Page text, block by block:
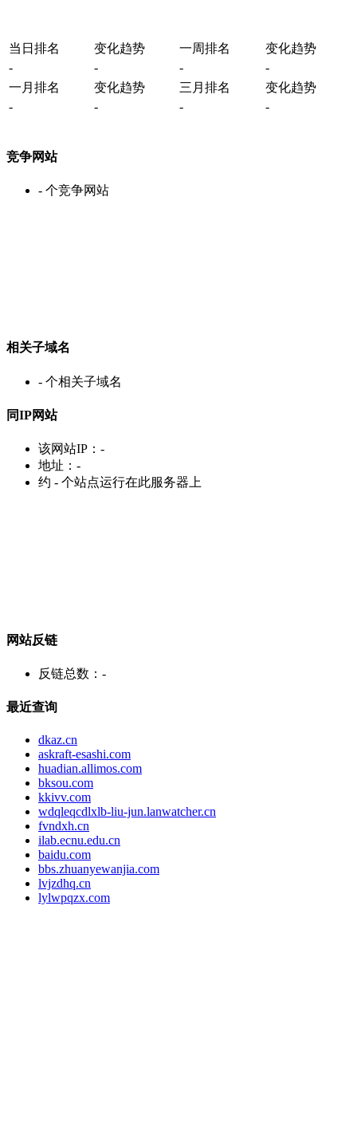
当日排名 变化趋势 一周排名
变化趋势
-
- -
-
一月排名
变化趋势 三月排名
变化趋势
-
- - -
竞争网站
- 个竞争网站
相关子域名
- 个相关子域名
同IP网站
该网站IP： -
地址： -
约 - 个站点运行在此服务器上
网站反链
反链总数： -
最近查询
dkaz.cn
askraft-esashi.com
huadian.allimos.com
bksou.com
kkivv.com
wdqleqcdlxlb-liu-jun.lanwatcher.cn
fvndxh.cn
ilab.ecnu.edu.cn
baidu.com
bbs.zhuanyewanjia.com
lvjzdhq.cn
lylwpqzx.com